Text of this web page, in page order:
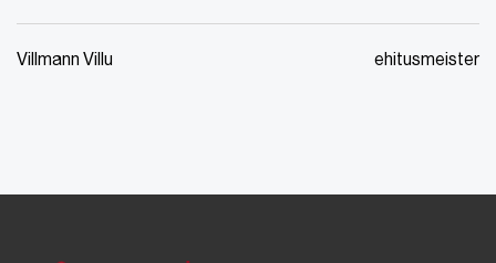
Villmann Villu ehitusmeister